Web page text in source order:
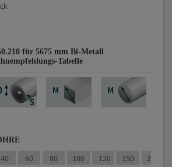
für 5675 mm Bi-Metall
Tabelle
40 60 80 100 120 150 200